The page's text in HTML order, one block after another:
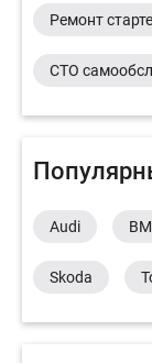
Ремонт
СТО
Audi
Skoda